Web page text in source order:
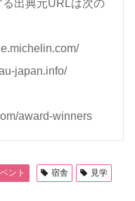
出典元URLは次の
japan.info/
award-winners
ント 宿舎 見学